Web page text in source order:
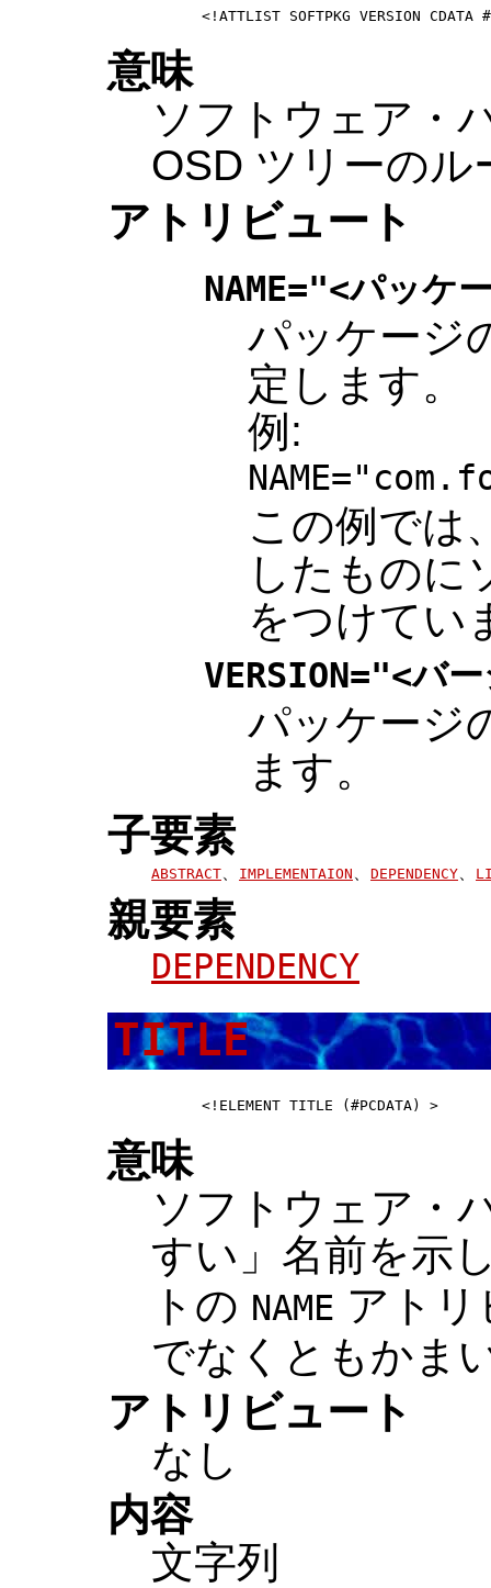
意味
ソフトウェア・
OSD ツリーの
アトリビュート
NAME="<パッケ
パッケージ
定します。
例:
この例では
したものに
をつけてい
VERSION="<バ
パッケージ
ます。
子要素
ABSTRACT IMPLEMENTAION DEPENDENCY
親要素
DEPENDENCY
TITLE
意味
ソフトウェア・
すい」名前を示
トの NAME アト
でなくともかま
アトリビュート
なし
内容
文字列